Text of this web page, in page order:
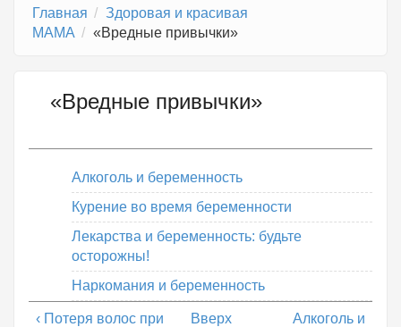
Главная
Здоровая и красивая
МАМА
«Вредные привычки»
«Вредные привычки»
Алкоголь и беременность
Курение во время беременности
Лекарства и беременность: будьте
осторожны!
Наркомания и беременность
‹ Потеря волос при
Вверх
Алкоголь и